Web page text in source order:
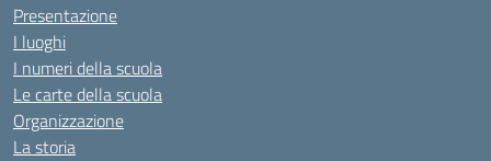
Presentazione
I luoghi
I numeri della scuola
Le carte della scuola
Organizzazione
La storia